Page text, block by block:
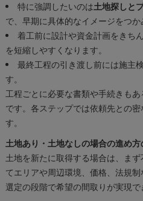
特に強調したいのは土地探しと
で、早期に具体的なイメージをつか
着工前に設計や資金計画をきち
を短縮しやすくなります。
最終工程の引き渡し前には施主
す。
工程ごとに必要な書類や手続きも
です。各ステップでは依頼先との
す。
土地あり・土地なしの場合の進め
土地を新たに取得する場合は、ま
てエリアや周辺環境、価格、法規
選定の段階で希望の間取りが実現で